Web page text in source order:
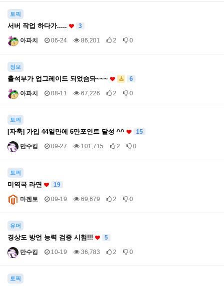
토픽
서버 작업 하다가..... 3
아파치 06-24 86,201 2 0
정보
출석부가 업그레이드 되었슴돠~~~ 6
아파치 08-11 67,226 2 0
토픽
[자축] 가입 44일만에 6만포인트 달성 ^^ 15
만수킴 09-27 101,715 2 0
토픽
미역국 라면 19
마젠토 09-19 69,679 2 0
유머
경상도 방언 능력 검증 시험!!! 5
만수킴 10-19 36,783 2 0
토픽